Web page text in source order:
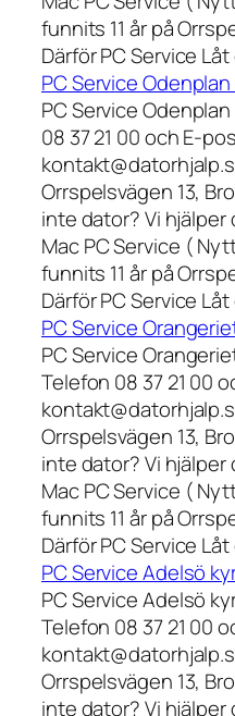
funnits 11 år på
Därför PC Service
PC Service Odenplan
PC Service
08 37 21 00 och E-
Orrspelsvägen 13,
inte dator? Vi hjälper
Mac PC Service (
funnits 11 år på
Därför PC Service
PC Service
PC Service
Telefon 08 37 21 00
Orrspelsvägen 13,
inte dator? Vi hjälper
Mac PC Service (
funnits 11 år på
Därför PC Service
PC Service Adelsö
PC Service Adelsö
Telefon 08 37 21 00
Orrspelsvägen 13,
inte dator? Vi hjälper